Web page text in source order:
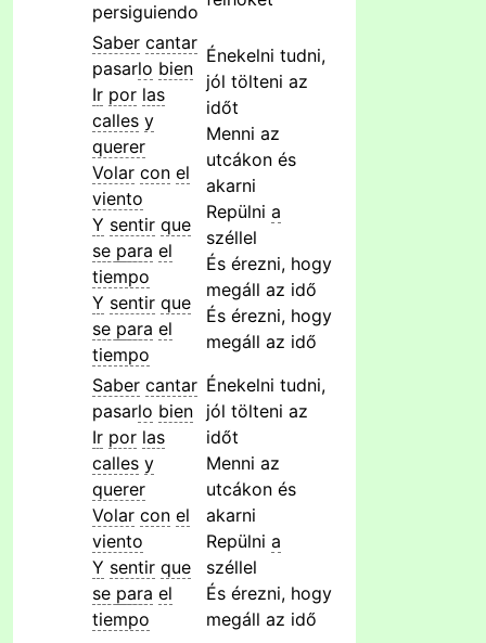
persiguiendo
Saber cantar
pasarlo bien
Ir por las
calles y
querer
Volar con el
viento
Y sentir que
se para el
tiempo
Y sentir que
se para el
tiempo
Énekelni tudni,
jól tölteni az
időt
Menni az
utcákon és
akarni
Repülni a
széllel
És érezni, hogy
megáll az idő
És érezni, hogy
megáll az idő
Saber cantar
pasarlo bien
Ir por las
calles y
querer
Volar con el
viento
Y sentir que
se para el
tiempo
Énekelni tudni,
jól tölteni az
időt
Menni az
utcákon és
akarni
Repülni a
széllel
És érezni, hogy
megáll az idő